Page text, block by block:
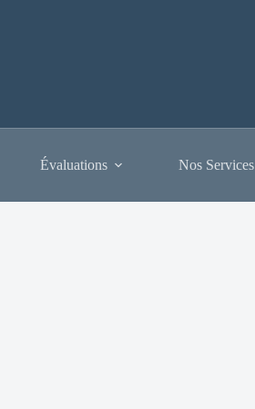
Évaluations Nos Services